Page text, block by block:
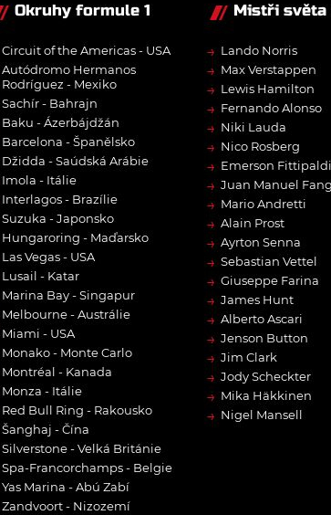
Okruhy formule 1
Circuit of the Americas - USA
Autódromo Hermanos
Rodríguez - Mexiko
Sachír - Bahrajn
Baku - Ázerbájdžán
Barcelona - Španělsko
Džidda - Saúdská Arábie
Imola - Itálie
Interlagos - Brazílie
Suzuka - Japonsko
Hungaroring - Maďarsko
Las Vegas - USA
Lusail - Katar
Marina Bay - Singapur
Melbourne - Austrálie
Miami - USA
Monako - Monte Carlo
Montréal - Kanada
Monza - Itálie
Red Bull Ring - Rakousko
Šanghaj - Čína
Silverstone - Velká Británie
Spa-Francorchamps - Belgie
Yas Marina - Abú Zabí
Zandvoort - Nizozemí
Mistři světa
→ Lando Norris
→ Max Verstappen
→ Lewis Hamilton
→ Fernando Alonso
→ Niki Lauda
→ Nico Rosberg
→ Emerson Fittipaldi
→ Juan Manuel
→ Mario Andretti
→ Alain Prost
→ Ayrton Senna
→ Sebastian Vettel
→ Giuseppe Farina
→ James Hunt
→ Alberto Ascari
→ Jenson Button
→ Jim Clark
→ Jody Scheckter
→ Mika Häkkinen
→ Nigel Mansell